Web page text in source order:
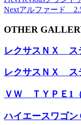
Nextアルファード
OTHER
レクサスＮＸ ス
レクサスＮＸ ス
ＶＷ ＴＹＰＥ1（
ハイエースワゴン